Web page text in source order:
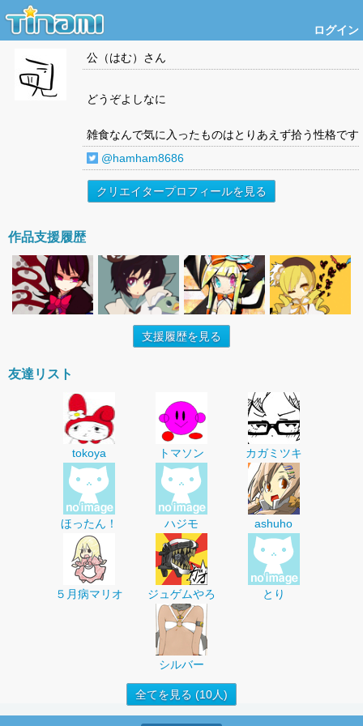
ログイン
公（はむ） さん
どうぞよしなに
雑食なんで気に入ったものはとりあえず拾う性格です
@hamham8686
クリエイタープロフィールを見る
作品支援履歴
支援履歴を見る
友達リスト
tokoya トマソン カガミツキ
ほったん！ ハジモ ashuho
５月病マリオ ジュゲムやろ とり
シルバー
全てを見る (10人)